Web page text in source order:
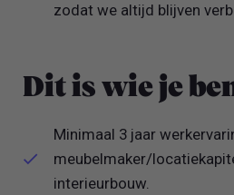
zodat we altijd blijven
Dit is wie je
Minimaal 3 jaar
meubelmaker/
interieurbouw.